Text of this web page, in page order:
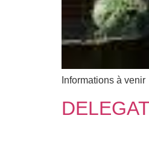
Informations à venir